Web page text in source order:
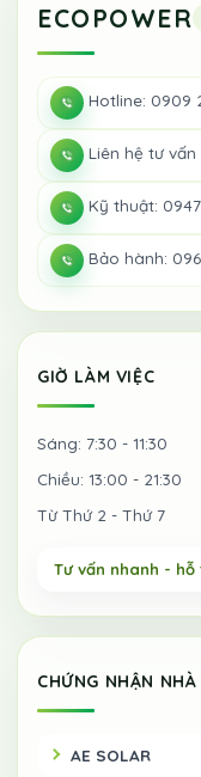
ECOPOWER
Hotline: 0909
Liên hệ tư vấn
Kỹ thuật:
Bảo hành:
GIỜ LÀM VIỆC
Sáng: 7:30 - 11:30
Chiều: 13:00 - 21:30
Từ Thứ 2 - Thứ 7
CHỨNG NHẬN
AE SOLAR